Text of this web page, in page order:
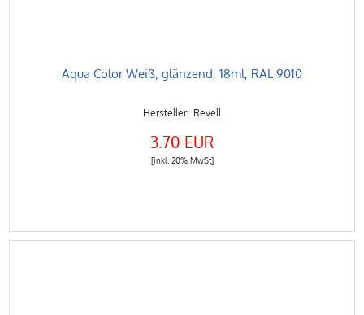
Aqua Color Weiß, glänzend, 18ml, RAL 9010
Revell
3.70 EUR
[inkl. 20% MwSt]